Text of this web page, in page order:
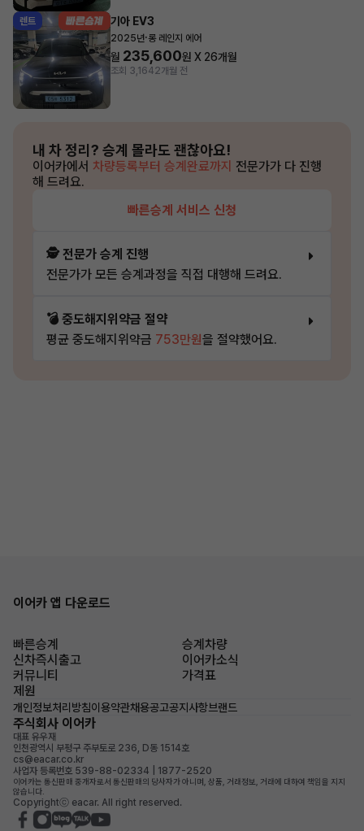
렌트 기아 EV3
2025년·롱 레인지 에어
월 235,600원 X 26개월
조회 3,1642개월 전
내 차 정리? 승계 몰라도 괜찮아요!
이어카에서 차량등록부터 승계완료까지 전문가가 다 진행
해 드려요.
빠른승계 서비스 신청
🕵️ 전문가 승계 진행
전문가가 모든 승계과정을 직접 대행해 드려요.
💣 중도해지위약금 절약
평균 중도해지위약금 753만원을 절약했어요.
이어카 앱 다운로드
빠른승계
승계차량
신차즉시출고
이어카소식
커뮤니티
가격표
제원
개인정보처리방침이용약관채용공고공지사항브랜드
주식회사 이어카
대표 유우재
인천광역시 부평구 주부토로 236, D동 1514호
cs@eacar.co.kr
사업자 등록번호 539-88-02334 | 1877-2520
이어카는 통신판매 중개자로서 통신판매의 당사자가 아니며, 상품, 거래정보, 거래에 대하여 책임을 지지
않습니다.
Copyrightⓒ eacar. All right reserved.